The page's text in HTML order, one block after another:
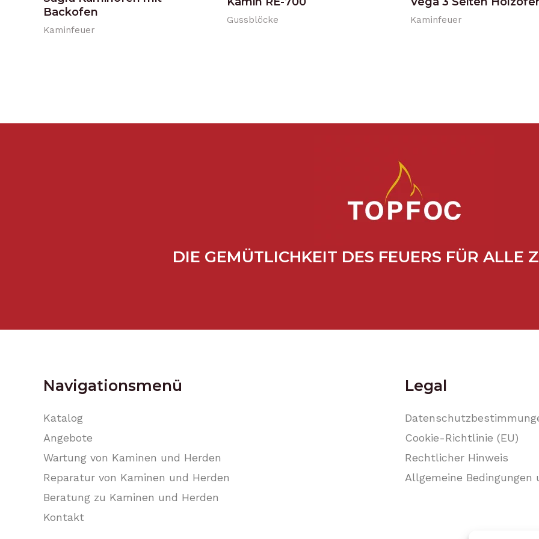
Backofen
Kaminfeuer
Gussblöcke Kaminfeuer
DIE GEMÜTLICHKEIT DES FEUERS FÜR ALLE
Navigationsmenü
Katalog
Angebote
Wartung von Kaminen und Herden
Reparatur von Kaminen und Herden
Beratung zu Kaminen und Herden
Kontakt
Legal
Cookie-Richtlinie (EU)
Rechtlicher Hinweis
Allgemeine Bedingungen